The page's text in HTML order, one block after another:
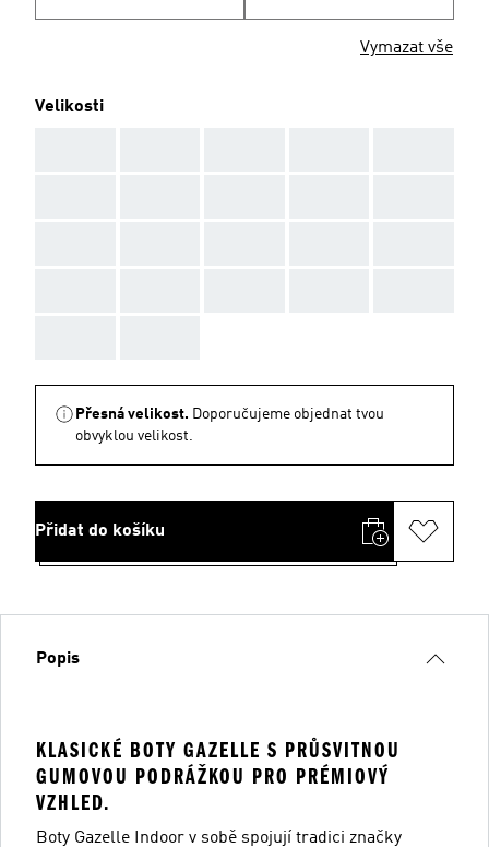
Vymazat vše
Velikosti
Přesná velikost. Doporučujeme objednat tvou
obvyklou velikost.
Přidat do košíku
Popis
KLASICKÉ BOTY GAZELLE S PRŮSVITNOU
GUMOVOU PODRÁŽKOU PRO PRÉMIOVÝ
VZHLED.
Boty Gazelle Indoor v sobě spojují tradici značky